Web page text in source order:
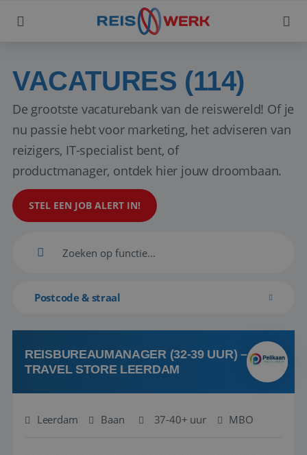
VACATURES (114)
De grootste vacaturebank van de reiswereld! Of je
nu passie hebt voor marketing, het adviseren van
reizigers, IT-specialist bent, of
productmanager, ontdek hier jouw droombaan.
STEL EEN JOB ALERT IN!
Postcode & straal
REISBUREAUMANAGER (32-39 UUR) –
TRAVEL STORE LEERDAM
Leerdam Baan 37-40+ uur MBO